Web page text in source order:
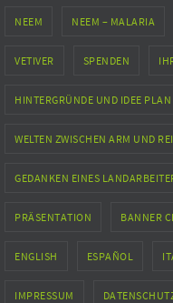
NEEM NEEM – MALARIA
VETIVER SPENDEN
HINTERGRÜNDE UND IDEE PLAN
WELTEN ZWISCHEN ARM UND
GEDANKEN EINES
PRÄSENTATION BANNER
ENGLISH ESPAÑOL
IMPRESSUM